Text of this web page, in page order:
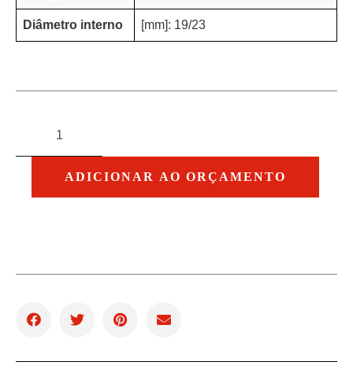
Diâmetro interno [mm]: 19/23
ADICIONAR AO ORÇAMENTO